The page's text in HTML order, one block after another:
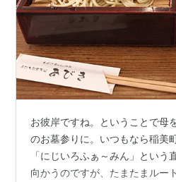
お彼岸ですね。ということで母
のお墓参りに。いつもなら稲美
「にじいろふぁ～みん」という
向かうのですが、たまたまルー